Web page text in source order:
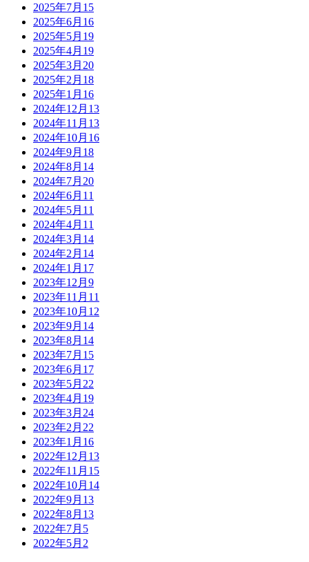
2025年7月 15
2025年6月 16
2025年5月 19
2025年4月 19
2025年3月 20
2025年2月 18
2025年1月 16
2024年12月 13
2024年11月 13
2024年10月 16
2024年9月 18
2024年8月 14
2024年7月 20
2024年6月 11
2024年5月 11
2024年4月 11
2024年3月 14
2024年2月 14
2024年1月 17
2023年12月 9
2023年11月 11
2023年10月 12
2023年9月 14
2023年8月 14
2023年7月 15
2023年6月 17
2023年5月 22
2023年4月 19
2023年3月 24
2023年2月 22
2023年1月 16
2022年12月 13
2022年11月 15
2022年10月 14
2022年9月 13
2022年8月 13
2022年7月 5
2022年5月 2